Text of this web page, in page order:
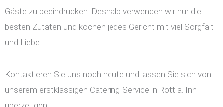
Gäste zu beeindrucken. Deshalb verwenden wir nur die
besten Zutaten und kochen jedes Gericht mit viel Sorgfalt
und Liebe.
Kontaktieren Sie uns noch heute und lassen Sie sich von
unserem erstklassigen Catering-Service in Rott a. Inn